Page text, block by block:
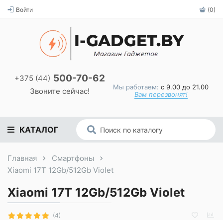
Войти (0)
+375 (44) 500-70-62
Звоните сейчас! Мы работаем: с 9.00 до 21.00
Вам перезвонят!
КАТАЛОГ
Главная
Смартфоны
Xiaomi 17T 12Gb/512Gb Violet
Xiaomi 17T 12Gb/512Gb Violet
(4)